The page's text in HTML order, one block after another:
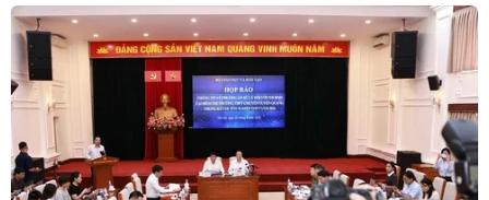
thượng đỉnh Nhóm G7 mở rộng.